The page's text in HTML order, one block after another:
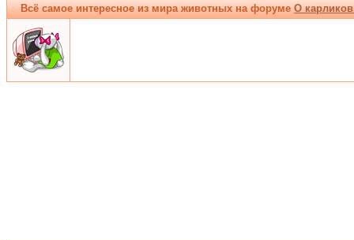
Всё самое интересное из мира животных на форумеО